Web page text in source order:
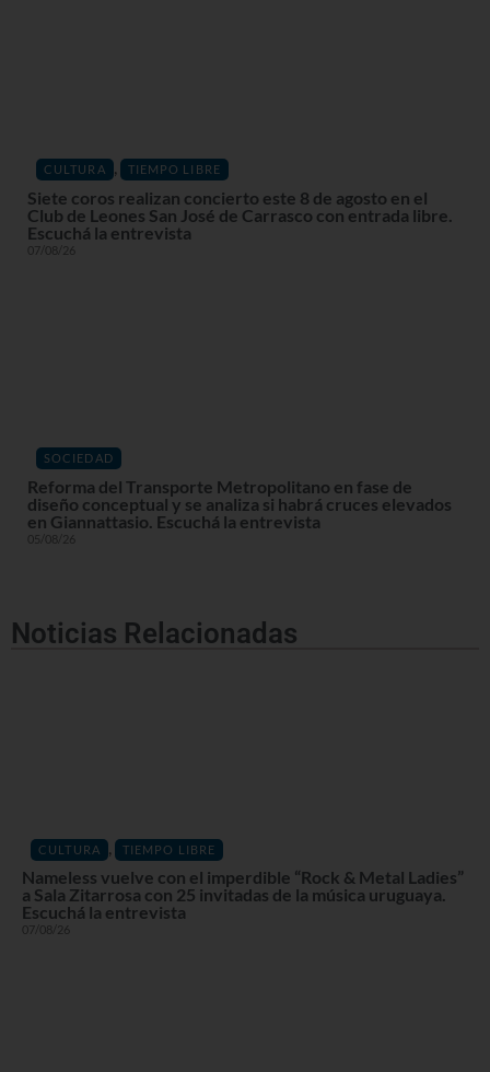
CULTURA , TIEMPO LIBRE
Siete coros realizan concierto este 8 de agosto en el
Club de Leones San José de Carrasco con entrada libre.
Escuchá la entrevista
07/08/26
SOCIEDAD
Reforma del Transporte Metropolitano en fase de
diseño conceptual y se analiza si habrá cruces elevados
en Giannattasio. Escuchá la entrevista
05/08/26
Noticias Relacionadas
CULTURA , TIEMPO LIBRE
Nameless vuelve con el imperdible “Rock & Metal Ladies”
a Sala Zitarrosa con 25 invitadas de la música uruguaya.
Escuchá la entrevista
07/08/26